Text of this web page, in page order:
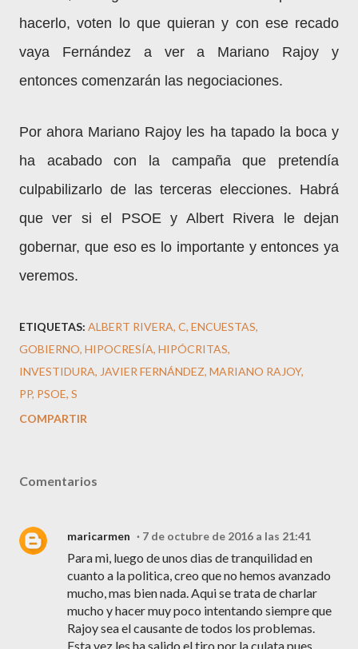
hacerlo, voten lo que quieran y con ese recado
vaya Fernández a ver a Mariano Rajoy y
entonces comenzarán las negociaciones.
Por ahora Mariano Rajoy les ha tapado la boca y
ha acabado con la campaña que pretendía
culpabilizarlo de las terceras elecciones. Habrá
que ver si el PSOE y Albert Rivera le dejan
gobernar, que eso es lo importante y entonces ya
veremos.
ETIQUETAS: ALBERT RIVERA C ENCUESTAS
GOBIERNO HIPOCRESÍA HIPÓCRITAS
INVESTIDURA JAVIER FERNÁNDEZ MARIANO RAJOY
PP PSOE S
COMPARTIR
Comentarios
maricarmen 7 de octubre de 2016 a las 21:41
Para mi, luego de unos dias de tranquilidad en
cuanto a la politica, creo que no hemos avanzado
mucho, mas bien nada. Aqui se trata de charlar
mucho y hacer muy poco intentando siempre que
Rajoy sea el causante de todos los problemas.
Esta vez les ha salido el tiro por la culata pues